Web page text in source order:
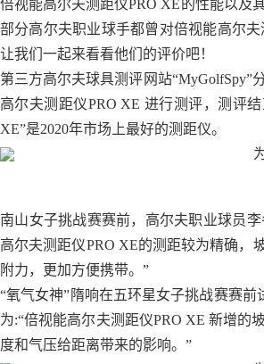
倍视能高尔夫测距仪PRO XE的性能以及
部分高尔夫职业球手都曾对倍视能高尔
让我们一起来看看他们的评价吧！
第三方高尔夫球具测评网站
高尔夫测距仪PRO XE 进行测评，测评
XE”是2020年市场上最好的测距仪。
南山女子挑战赛赛前，高尔夫职业球员
高尔夫测距仪PRO XE的测距较为精确，
附力，更加方便携带。”
“氧气女神”隋响在五环星女子挑战赛赛
为:“倍视能高尔夫测距仪PRO XE 新增的
度和气压给距离带来的影响。”